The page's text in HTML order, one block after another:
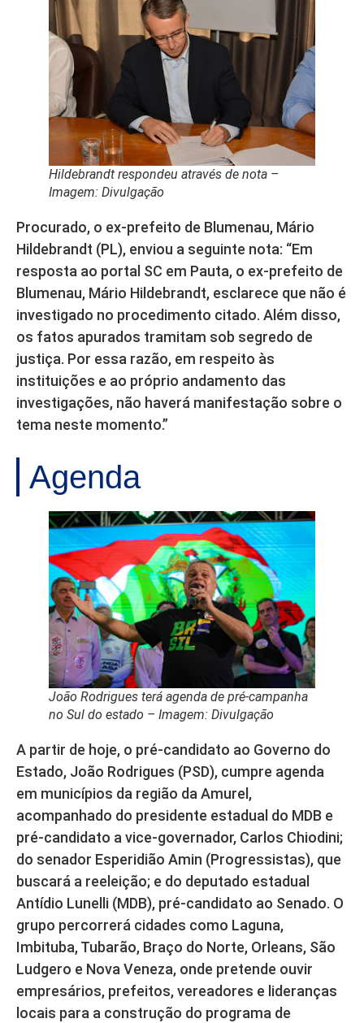
Hildebrandt respondeu através de nota –
Imagem: Divulgação
Procurado, o ex-prefeito de Blumenau, Mário
Hildebrandt (PL), enviou a seguinte nota: “Em
resposta ao portal SC em Pauta, o ex-prefeito de
Blumenau, Mário Hildebrandt, esclarece que não é
investigado no procedimento citado. Além disso,
os fatos apurados tramitam sob segredo de
justiça. Por essa razão, em respeito às
instituições e ao próprio andamento das
investigações, não haverá manifestação sobre o
tema neste momento.”
Agenda
João Rodrigues terá agenda de pré-campanha
no Sul do estado – Imagem: Divulgação
A partir de hoje, o pré-candidato ao Governo do
Estado, João Rodrigues (PSD), cumpre agenda
em municípios da região da Amurel,
acompanhado do presidente estadual do MDB e
pré-candidato a vice-governador, Carlos Chiodini;
do senador Esperidião Amin (Progressistas), que
buscará a reeleição; e do deputado estadual
Antídio Lunelli (MDB), pré-candidato ao Senado. O
grupo percorrerá cidades como Laguna,
Imbituba, Tubarão, Braço do Norte, Orleans, São
Ludgero e Nova Veneza, onde pretende ouvir
empresários, prefeitos, vereadores e lideranças
locais para a construção do programa de